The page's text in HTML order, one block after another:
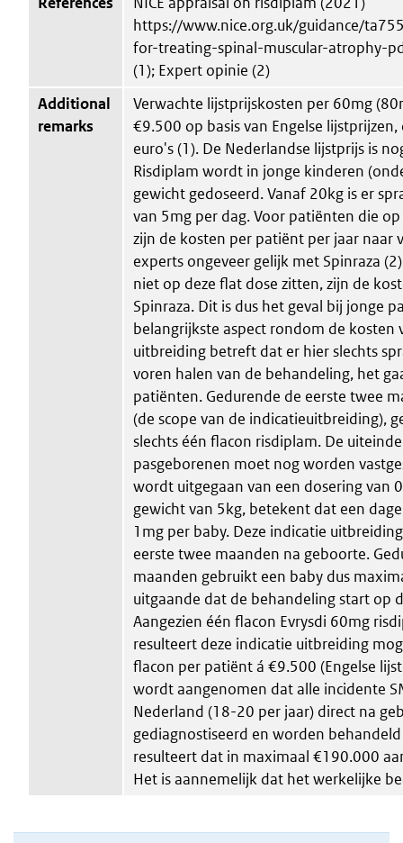
https://www.nice.org.uk/guidance/
for-treating-spinal-muscular-atrophy-
(1); Expert opinie (2)
Additional
remarks
Verwachte lijstprijskosten per 60mg
€9.500 op basis van Engelse
euro's (1). De Nederlandse lijstprijs is
Risdiplam wordt in jonge kinderen
gewicht gedoseerd. Vanaf 20kg is er
van 5mg per dag. Voor patiënten die
zijn de kosten per patiënt per jaar naar
experts ongeveer gelijk met Spinraza
niet op deze flat dose zitten, zijn de
Spinraza. Dit is dus het geval bij jonge
belangrijkste aspect rondom de kosten
uitbreiding betreft dat er hier slechts
voren halen van de behandeling, het
patiënten. Gedurende de eerste twee
(de scope van de indicatieuitbreiding),
slechts één flacon risdiplam. De
pasgeborenen moet nog worden
wordt uitgegaan van een dosering van
gewicht van 5kg, betekent dat een
1mg per baby. Deze indicatie
eerste twee maanden na geboorte.
maanden gebruikt een baby dus
uitgaande dat de behandeling start op
Aangezien één flacon Evrysdi 60mg
resulteert deze indicatie uitbreiding
flacon per patiënt á €9.500 (Engelse
wordt aangenomen dat alle incidente
Nederland (18-20 per jaar) direct na
gediagnostiseerd en worden
resulteert dat in maximaal €190.000
Het is aannemelijk dat het werkelijke